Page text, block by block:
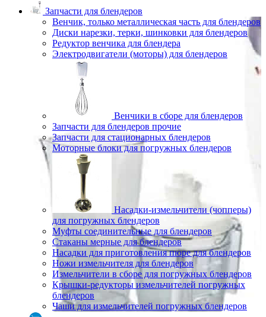
Запчасти для блендеров
Венчик, только металлическая часть для блендеров
Диски нарезки, терки, шинковки для блендеров
Редуктор венчика для блендера
Электродвигатели (моторы) для блендеров
Венчики в сборе для блендеров
Запчасти для блендеров прочие
Запчасти для стационарных блендеров
Моторные блоки для погружных блендеров
Насадки-измельчители (чопперы)
для погружных блендеров
Муфты соединительные для блендеров
Стаканы мерные для блендеров
Насадки для приготовления пюре для блендеров
Ножи измельчителя для блендеров
Измельчители в сборе для погружных блендеров
Крышки-редукторы измельчителей погружных
блендеров
Чаши для измельчителей погружных блендеров